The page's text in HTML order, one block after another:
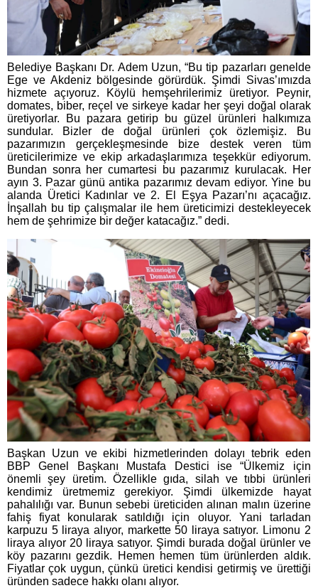
Belediye Başkanı Dr. Adem Uzun, “Bu tip pazarları genelde
Ege ve Akdeniz bölgesinde görürdük. Şimdi Sivas’ımızda
hizmete açıyoruz. Köylü hemşehrilerimiz üretiyor. Peynir,
domates, biber, reçel ve sirkeye kadar her şeyi doğal olarak
üretiyorlar. Bu pazara getirip bu güzel ürünleri halkımıza
sundular. Bizler de doğal ürünleri çok özlemişiz. Bu
pazarımızın gerçekleşmesinde bize destek veren tüm
üreticilerimize ve ekip arkadaşlarımıza teşekkür ediyorum.
Bundan sonra her cumartesi bu pazarımız kurulacak. Her
ayın 3. Pazar günü antika pazarımız devam ediyor. Yine bu
alanda Üretici Kadınlar ve 2. El Eşya Pazarı’nı açacağız.
İnşallah bu tip çalışmalar ile hem üreticimizi destekleyecek
hem de şehrimize bir değer katacağız.” dedi.
Başkan Uzun ve ekibi hizmetlerinden dolayı tebrik eden
BBP Genel Başkanı Mustafa Destici ise “Ülkemiz için
önemli şey üretim. Özellikle gıda, silah ve tıbbi ürünleri
kendimiz üretmemiz gerekiyor. Şimdi ülkemizde hayat
pahalılığı var. Bunun sebebi üreticiden alınan malın üzerine
fahiş fiyat konularak satıldığı için oluyor. Yani tarladan
karpuzu 5 liraya alıyor, markette 50 liraya satıyor. Limonu 2
liraya alıyor 20 liraya satıyor. Şimdi burada doğal ürünler ve
köy pazarını gezdik. Hemen hemen tüm ürünlerden aldık.
Fiyatlar çok uygun, çünkü üretici kendisi getirmiş ve ürettiği
üründen sadece hakkı olanı alıyor.